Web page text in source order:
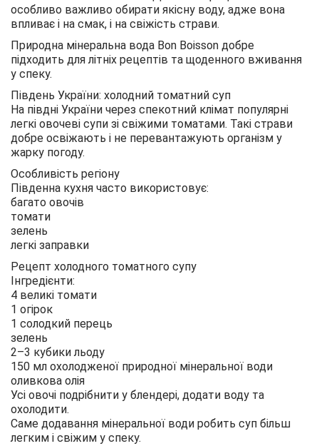
особливо важливо обирати якісну воду, адже вона
впливає і на смак, і на свіжість страви.
Природна мінеральна вода Bon Boisson добре
підходить для літніх рецептів та щоденного вживання
у спеку.
Південь України: холодний томатний суп
На півдні України через спекотний клімат популярні
легкі овочеві супи зі свіжими томатами. Такі страви
добре освіжають і не перевантажують організм у
жарку погоду.
Особливість регіону
Південна кухня часто використовує:
багато овочів
томати
зелень
легкі заправки
Рецепт холодного томатного супу
Інгредієнти:
4 великі томати
1 огірок
1 солодкий перець
зелень
2–3 кубики льоду
150 мл охолодженої природної мінеральної води
оливкова олія
Усі овочі подрібнити у блендері, додати воду та
охолодити.
Саме додавання мінеральної води робить суп більш
легким і свіжим у спеку.